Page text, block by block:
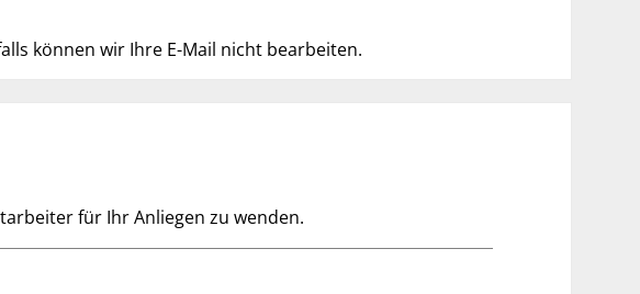
können wir Ihre E-Mail nicht bearbeiten.
für Ihr Anliegen zu wenden.